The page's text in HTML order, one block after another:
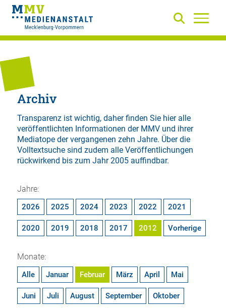
Archiv
Transparenz ist wichtig, daher finden Sie hier alle
veröffentlichten Informationen der MMV und ihrer
Mediatope der vergangenen zehn Jahre. Über die
Volltextsuchesind zudem alle Veröffentlichungen
rückwirkend bis zum Jahr 2005 auffindbar.
Jahre:
2026 2025 2024 2023 2022 2021
2020 2019 2018 2017 2012 Vorherige
Monate:
Alle Januar Februar März April Mai
Juni Juli August September Oktober